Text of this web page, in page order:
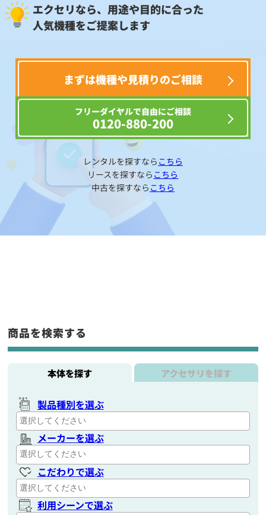
エクセリなら、用途や目的に合った
人気機種をご提案します
まずは機種や見積りのご相談
フリーダイヤルで自由にご相談
0120-880-200
レンタルを探すなら こちら
リースを探すなら こちら
中古を探すなら こちら
商品を検索する
本体を探す アクセサリを探す
製品種別を選ぶ
メーカーを選ぶ
こだわりで選ぶ
利用シーンで選ぶ